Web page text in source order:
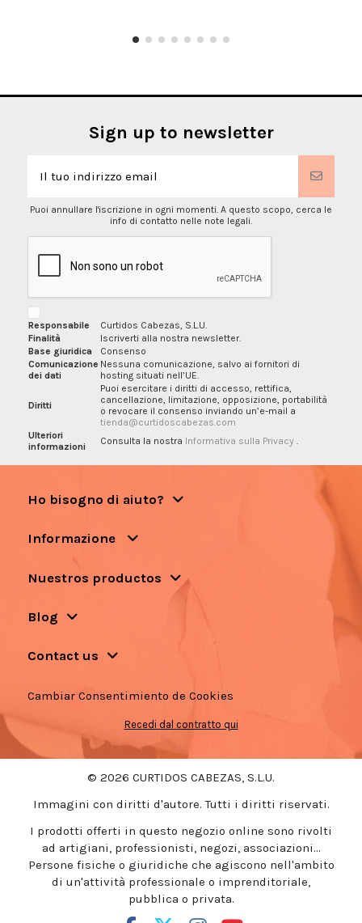
Sign up to newsletter
Puoi annullare l'iscrizione in ogni momenti. A questo scopo, cerca le
info di contatto nelle note legali.
Responsabile
Curtidos Cabezas, S.L.U.
Finalità
Iscriverti alla nostra newsletter.
Base giuridica
Consenso
Comunicazione
dei dati
Nessuna comunicazione, salvo ai fornitori di
hosting situati nell’UE.
Diritti
Puoi esercitare i diritti di accesso, rettifica,
cancellazione, limitazione, opposizione, portabilità
o revocare il consenso inviando un’e-mail a
tienda@curtidoscabezas.com
Ulteriori
informazioni
Consulta la nostra Informativa sulla Privacy
Ho bisogno di aiuto?
Informazione
Nuestros productos
Blog
Contact us
Cambiar Consentimiento de Cookies
Recedi dal contratto qui
© 2026 CURTIDOS CABEZAS, S.L.U.
Immagini con diritti d'autore. Tutti i diritti riservati.
I prodotti offerti in questo negozio online sono rivolti
ad artigiani, professionisti, negozi, associazioni...
Persone fisiche o giuridiche che agiscono nell'ambito
di un'attività professionale o imprenditoriale,
pubblica o privata.